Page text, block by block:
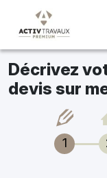
Décrivez
devis sur
1